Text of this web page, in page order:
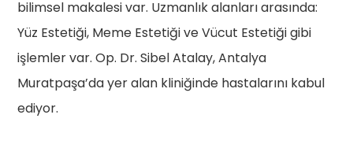
bilimsel makalesi var. Uzmanlık alanları arasında:
Yüz Estetiği, Meme Estetiği ve Vücut Estetiği gibi
işlemler var. Op. Dr. Sibel Atalay, Antalya
Muratpaşa’da yer alan kliniğinde hastalarını kabul
ediyor.